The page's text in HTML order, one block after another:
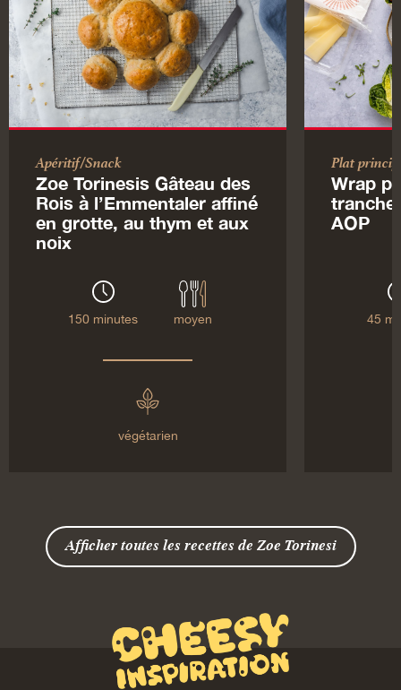
Apéritif/Snack
Zoe Torinesis Gâteau des
Rois à l’Emmentaler affiné
en grotte, au thym et aux
noix
150 minutes moyen
végétarien
Plat
Wrap
AOP
45
Afficher toutes les recettes de Zoe Torinesi